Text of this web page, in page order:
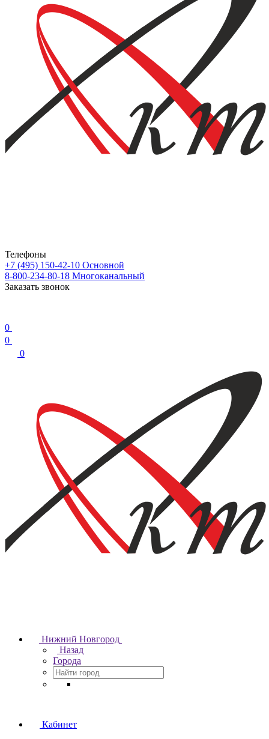
Телефоны
+7 (495) 150-42-10 Основной
8-800-234-80-18 Многоканальный
Заказать звонок
0
0
0
Нижний Новгород
Назад
Города
Кабинет